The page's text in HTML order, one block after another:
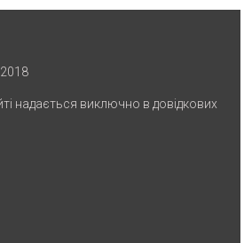
надається виключно в довідкових